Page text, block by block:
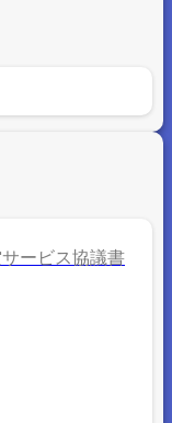
ービス協議書